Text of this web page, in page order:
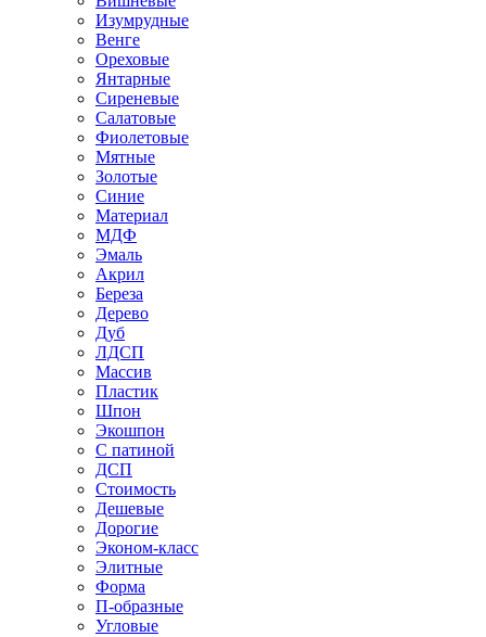
Изумрудные
Венге
Ореховые
Янтарные
Сиреневые
Салатовые
Фиолетовые
Мятные
Золотые
Синие
Материал
МДФ
Эмаль
Акрил
Береза
Дерево
Дуб
ЛДСП
Массив
Пластик
Шпон
Экошпон
С патиной
ДСП
Стоимость
Дешевые
Дорогие
Эконом-класс
Элитные
Форма
П-образные
Угловые